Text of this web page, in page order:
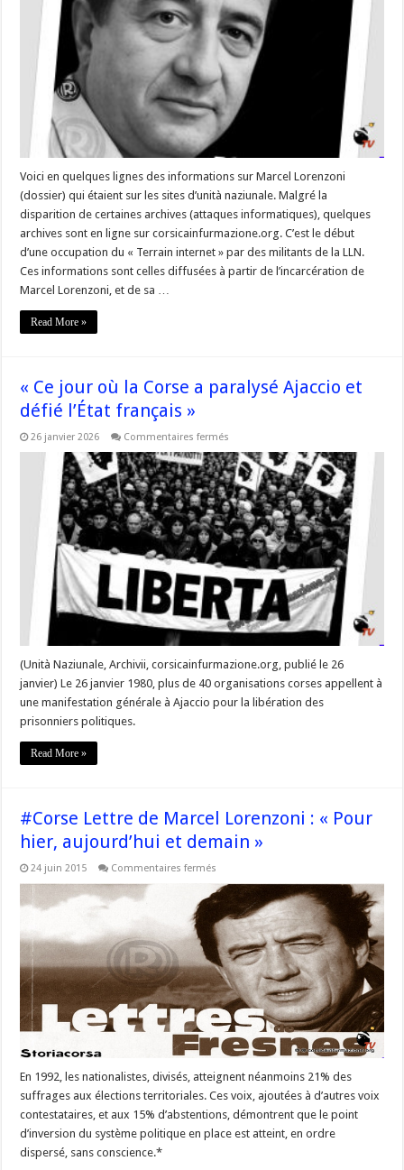
fianc’à
noi »
–
L’occupation
du
terrain
« internet »
#Corse
Voici en quelques lignes des informations sur Marcel Lorenzoni
(dossier) qui étaient sur les sites d’unità naziunale. Malgré la
disparition de certaines archives (attaques informatiques), quelques
archives sont en ligne sur corsicainfurmazione.org. C’est le début
d’une occupation du « Terrain internet » par des militants de la LLN.
Ces informations sont celles diffusées à partir de l’incarcération de
Marcel Lorenzoni, et de sa …
Read More »
« Ce jour où la Corse a paralysé Ajaccio et
défié l’État français »
26 janvier 2026 Commentaires fermés
jour
où
la
Corse
a
paralysé
Ajaccio
et
défié
l’État
français »
(Unità Naziunale, Archivii, corsicainfurmazione.org, publié le 26
janvier) Le 26 janvier 1980, plus de 40 organisations corses appellent à
une manifestation générale à Ajaccio pour la libération des
prisonniers politiques.
Read More »
#Corse Lettre de Marcel Lorenzoni : « Pour
hier, aujourd’hui et demain »
24 juin 2015 Commentaires fermés
Lettre
de
Marcel
Lorenzoni
:
« Pour
hier,
aujourd’hui
et
demain »
En 1992, les nationalistes, divisés, atteignent néanmoins 21% des
suffrages aux élections territoriales. Ces voix, ajoutées à d’autres voix
contestataires, et aux 15% d’abstentions, démontrent que le point
d’inversion du système politique en place est atteint, en ordre
dispersé, sans conscience.*